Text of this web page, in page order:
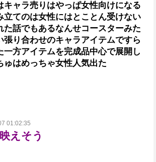
キャラ売りはやっぱ女性向けになる
立てのは女性にはとことん受けない
た話でもあるなんせコースターみた
張り合わせのキャラアイテムですら
一方アイテムを完成品中心で展開し
ゅはめっちゃ女性人気出た
01:02:35
えそう